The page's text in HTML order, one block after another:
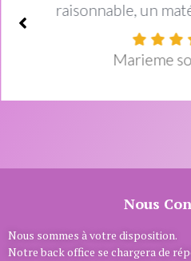
idéal et
Amish
Nous
Nous sommes à votre disposition.
Notre back office se chargera de